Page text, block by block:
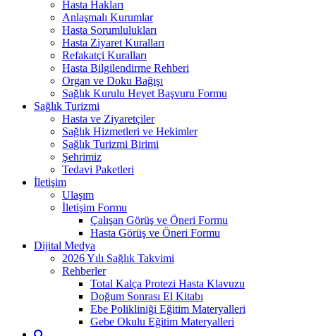
Hasta Hakları
Anlaşmalı Kurumlar
Hasta Sorumlulukları
Hasta Ziyaret Kuralları
Refakatçi Kuralları
Hasta Bilgilendirme Rehberi
Organ ve Doku Bağışı
Sağlık Kurulu Heyet Başvuru Formu
Sağlık Turizmi
Hasta ve Ziyaretçiler
Sağlık Hizmetleri ve Hekimler
Sağlık Turizmi Birimi
Şehrimiz
Tedavi Paketleri
İletişim
Ulaşım
İletişim Formu
Çalışan Görüş ve Öneri Formu
Hasta Görüş ve Öneri Formu
Dijital Medya
2026 Yılı Sağlık Takvimi
Rehberler
Total Kalça Protezi Hasta Klavuzu
Doğum Sonrası El Kitabı
Ebe Polikliniği Eğitim Materyalleri
Gebe Okulu Eğitim Materyalleri